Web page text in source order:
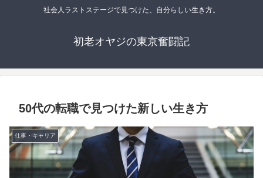
社会人ラストステージで見つけた、自分らしい生き方。
初老オヤジの東京奮闘記
50代の転職で見つけた新しい生き方
仕事・キャリア